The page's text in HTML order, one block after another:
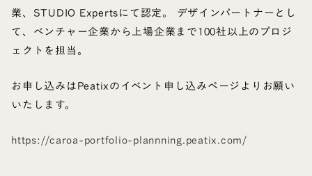
業、STUDIO Expertsにて認定。 デザインパートナーとし
て、ベンチャー企業から上場企業まで100社以上のプロジ
ェクトを担当。
お申し込みはPeatixのイベント申し込みページよりお願い
いたします。
https://caroa-portfolio-plannning.peatix.com/